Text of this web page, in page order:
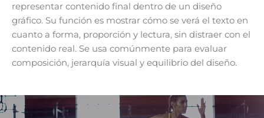
representar contenido final dentro de un diseño
gráfico. Su función es mostrar cómo se verá el texto en
cuanto a forma, proporción y lectura, sin distraer con el
contenido real. Se usa comúnmente para evaluar
composición, jerarquía visual y equilibrio del diseño.